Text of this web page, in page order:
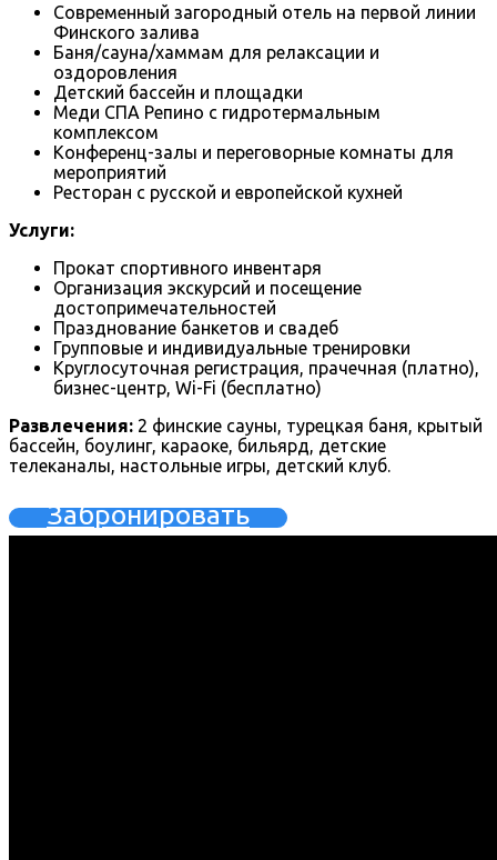
Современный загородный отель на первой линии
Финского залива
Баня/сауна/хаммам для релаксации и
оздоровления
Детский бассейн и площадки
Меди СПА Репино с гидротермальным
комплексом
Конференц-залы и переговорные комнаты для
мероприятий
Ресторан с русской и европейской кухней
Услуги:
Прокат спортивного инвентаря
Организация экскурсий и посещение
достопримечательностей
Празднование банкетов и свадеб
Групповые и индивидуальные тренировки
Круглосуточная регистрация, прачечная (платно),
бизнес-центр, Wi-Fi (бесплатно)
Развлечения: 2 финские сауны, турецкая баня, крытый
бассейн, боулинг, караоке, бильярд, детские
телеканалы, настольные игры, детский клуб.
Забронировать